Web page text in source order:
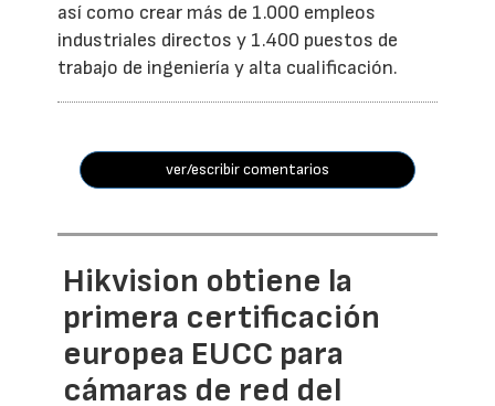
así como crear más de 1.000 empleos
industriales directos y 1.400 puestos de
trabajo de ingeniería y alta cualificación.
ver/escribir comentarios
Hikvision obtiene la
primera certificación
europea EUCC para
cámaras de red del